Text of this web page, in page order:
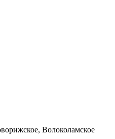
Волоколамское